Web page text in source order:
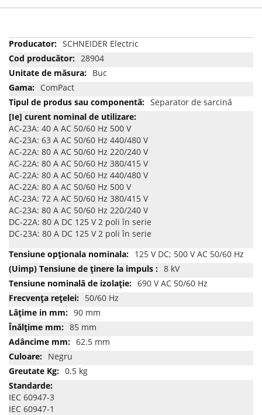
Mai
multe
informatii
SCHNEIDER Electric
28904
Buc
ComPact
Separator de sarcină
AC-23A: 40 A AC 50/60 Hz 500 V
AC-23A: 63 A AC 50/60 Hz 440/480 V
AC-22A: 80 A AC 50/60 Hz 220/240 V
AC-22A: 80 A AC 50/60 Hz 380/415 V
AC-22A: 80 A AC 50/60 Hz 440/480 V
AC-22A: 80 A AC 50/60 Hz 500 V
AC-23A: 72 A AC 50/60 Hz 380/415 V
AC-23A: 80 A AC 50/60 Hz 220/240 V
DC-22A: 80 A DC 125 V 2 poli în serie
DC-23A: 80 A DC 125 V 2 poli în serie
125 V DC; 500 V AC 50/60 Hz
8 kV
690 V AC 50/60 Hz
50/60 Hz
90 mm
85 mm
62.5 mm
Negru
0.5 kg
IEC 60947-3
IEC 60947-1